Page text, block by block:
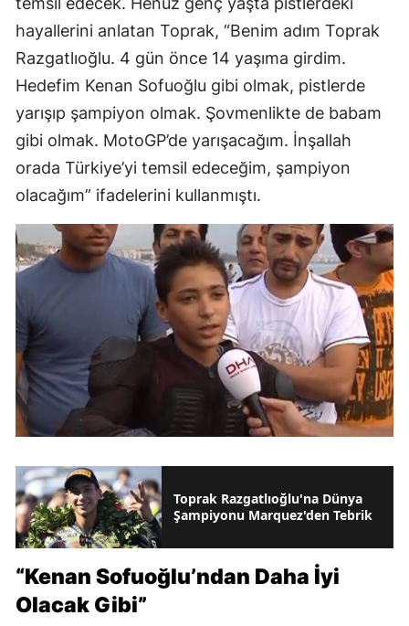
hayallerini anlatan Toprak, “Benim adım Toprak
Razgatlıoğlu. 4 gün önce 14 yaşıma girdim.
Hedefim Kenan Sofuoğlu gibi olmak, pistlerde
yarışıp şampiyon olmak. Şovmenlikte de babam
gibi olmak. MotoGP’de yarışacağım. İnşallah
orada Türkiye’yi temsil edeceğim, şampiyon
olacağım” ifadelerini kullanmıştı.
Toprak Razgatlıoğlu'na Dünya
Şampiyonu Marquez'den Tebrik
“Kenan Sofuoğlu’ndan Daha İyi
Olacak Gibi”